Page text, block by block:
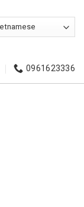
0961623336